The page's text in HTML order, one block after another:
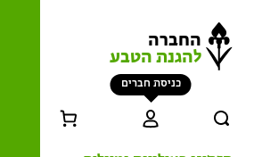
החברה
להגנת הטבע
כניסת חברים